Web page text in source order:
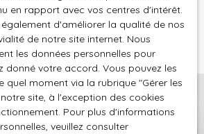
Envoyer
en rapport avec vos centres d'intérêt.
d'améliorer la qualité de nos
de notre site internet. Nous
les données personnelles pour
donné votre accord. Vous pouvez les
moment via la rubrique ″Gérer les
site, à l'exception des cookies
Pour plus d'informations
veuillez consulter